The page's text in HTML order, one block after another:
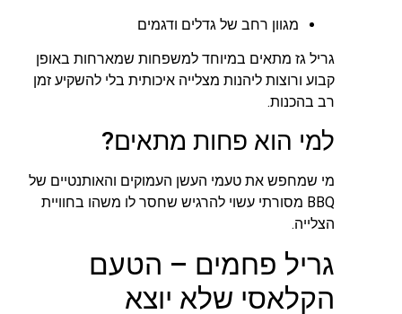
מגוון רחב של גדלים ודגמים
גריל גז מתאים במיוחד למשפחות שמארחות באופן
קבוע ורוצות ליהנות מצלייה איכותית בלי להשקיע זמן
רב בהכנות.
למי הוא פחות מתאים?
מי שמחפש את טעמי העשן העמוקים והאותנטיים של
BBQ מסורתי עשוי להרגיש שחסר לו משהו בחוויית
הצלייה.
גריל פחמים – הטעם
הקלאסי שלא יוצא